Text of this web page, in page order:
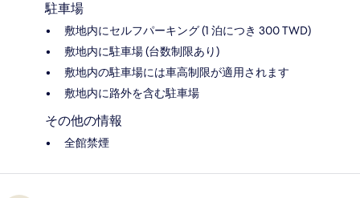
駐車場
敷地内にセルフパーキング (1 泊につき 300 TWD)
敷地内に駐車場 (台数制限あり)
敷地内の駐車場には車高制限が適用されます
敷地内に路外を含む駐車場
その他の情報
全館禁煙